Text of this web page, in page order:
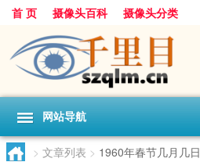
首 页 摄像头百科 摄像头分类
网站导航
> 文章列表 > 1960年春节几月几日